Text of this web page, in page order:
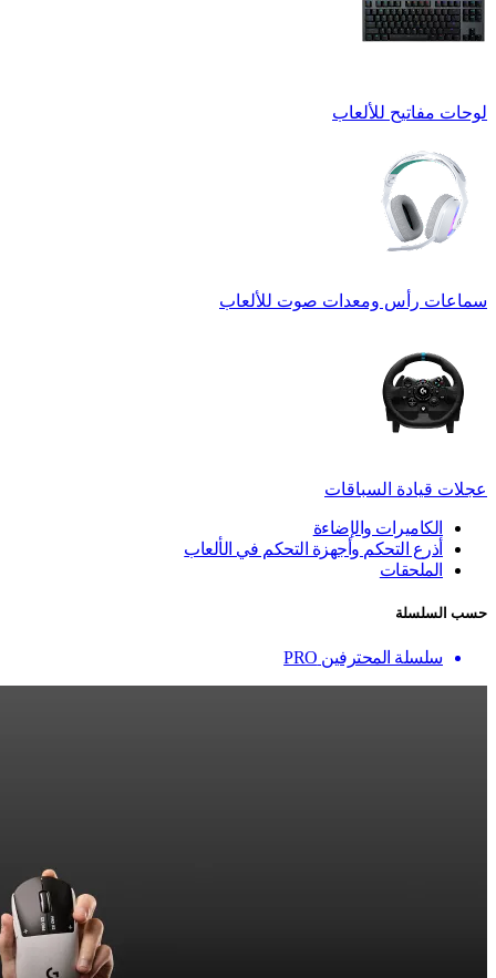
لوحات مفاتيح للألعاب
سماعات رأس ومعدات صوت للألعاب
عجلات قيادة السباقات
الكاميرات والإضاءة
أذرع التحكم وأجهزة التحكم في الألعاب
الملحقات
حسب السلسلة
سلسلة المحترفين PRO